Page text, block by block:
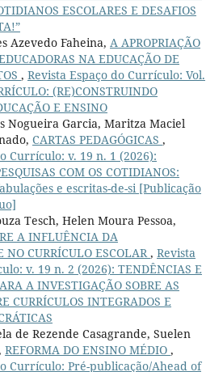
ESCOLARES E DESAFIOS
Azevedo Faheina, A APROPRIAÇÃO
NA EDUCAÇÃO DE
, Revista Espaço do Currículo: Vol.
(RE)CONSTRUINDO
E ENSINO
Nogueira Garcia, Maritza Maciel
CARTAS PEDAGÓGICAS ,
Currículo: v. 19 n. 1 (2026):
COM OS COTIDIANOS:
e escritas-de-si [Publicação
Tesch, Helen Moura Pessoa,
A INFLUÊNCIA DA
CURRÍCULO ESCOLAR , Revista
v. 19 n. 2 (2026): TENDÊNCIAS E
A INVESTIGAÇÃO SOBRE AS
CURRÍCULOS INTEGRADOS E
de Rezende Casagrande, Suelen
REFORMA DO ENSINO MÉDIO ,
Currículo: Pré-publicação/Ahead of